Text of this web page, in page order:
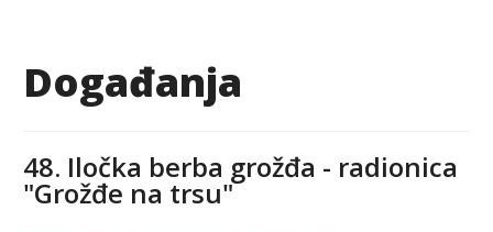
Događanja
48. Iločka berba grožđa - radionica
"Grožđe na trsu"